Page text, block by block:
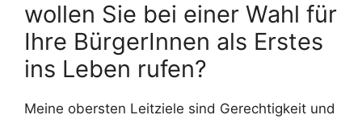
wollen Sie bei einer Wahl für
Ihre BürgerInnen als Erstes
ins Leben rufen?
Meine obersten Leitziele sind Gerechtigkeit und